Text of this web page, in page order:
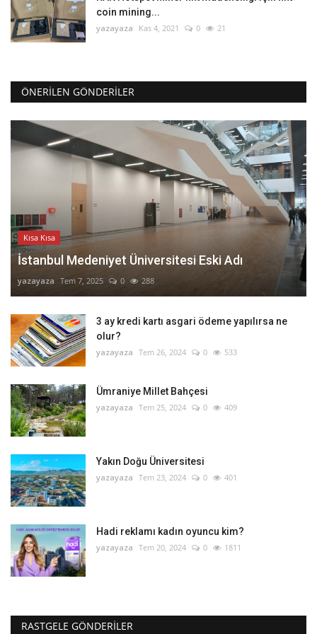
coin mining...
yazayaza Kas 4, 2021 0 21
ÖNERILEN GÖNDERILER
Kısa Kısa
İstanbul Medeniyet Üniversitesi Eski Adı
yazayaza Tem 7, 2025 0 288
3 ay kredi kartı asgari ödeme yapılırsa ne
olur?
yazayaza Tem 26, 2024 0 533
Ümraniye Millet Bahçesi
yazayaza Tem 25, 2024 0 409
Yakın Doğu Üniversitesi
yazayaza Tem 23, 2024 0 401
Hadi reklamı kadın oyuncu kim?
yazayaza Tem 20, 2024 0 1811
RASTGELE GÖNDERILER